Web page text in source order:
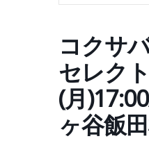
コクサ
セレクト
(月
ヶ谷飯